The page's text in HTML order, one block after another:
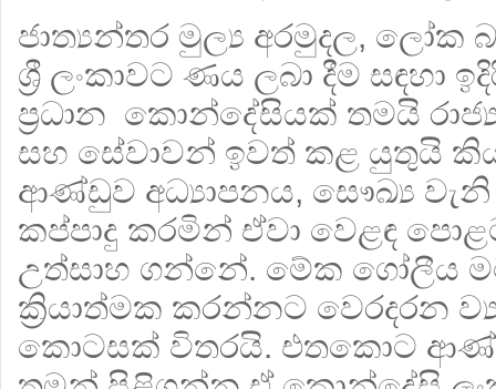
ජාත්‍යන්තර මුල්‍ය අරමුදල, ලෝක
ශ්‍රී ලංකාවට ණය ලබා දීම සඳහා
ප්‍රධාන කොන්දේසියක් තමයි
සහ සේවාවන් ඉවත් කළ යුතුයි
ආණ්ඩුව අධ්‍යාපනය, සෞඛ්‍ය වැනි
කප්පාදු කරමින් ඒවා වෙළඳ
උත්සාහ ගන්නේ. මේක ගෝලීය
ක්‍රියාත්මක කරන්නට වෙරදරන
කොටසක් විතරයි. එතකොට